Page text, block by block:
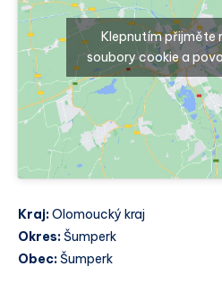
Klepnutím přijměte
soubory cookie a
Kraj:Olomoucký kraj
Okres:Šumperk
Obec:Šumperk